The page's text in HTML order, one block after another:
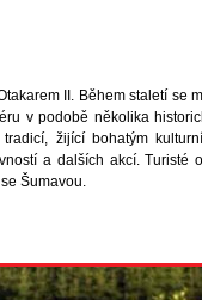
II. Během staletí se
v podobě několika
žijící bohatým
a dalších akcí. Turisté
Šumavou.